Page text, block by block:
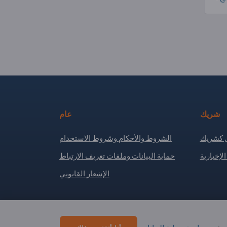
عام
الشروط والأحكام وشروط الاستخدام
حماية البيانات وملفات تعريف الارتباط
الإشعار القانوني
شريك
كشريك